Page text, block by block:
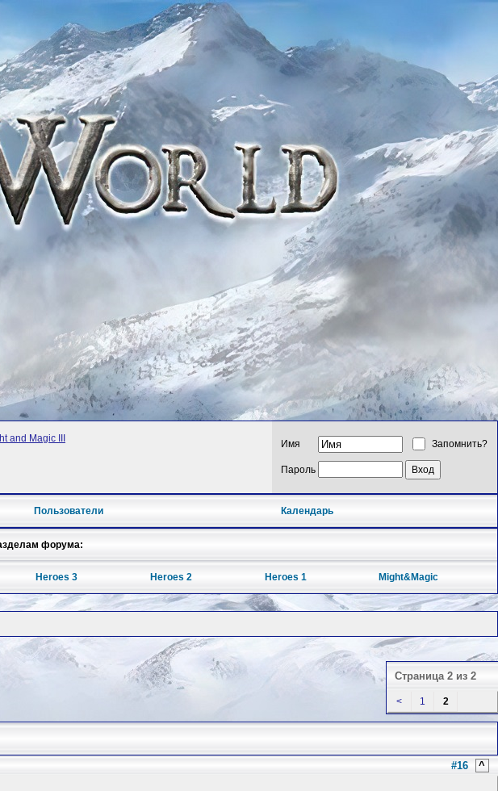
and Magic III
Имя Запомнить?
Пароль
Пользователи Календарь
форума:
Heroes 3 Heroes 2 Heroes 1 Might&Magic
Страница 2 из 2
< 1 2
#16 ^